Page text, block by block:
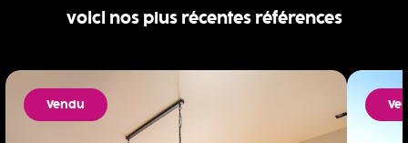
voici nos plus récentes références
Vendu